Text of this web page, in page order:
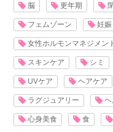
脳 更年期
フェムゾーン 妊
女性ホルモンマネジメン
スキンケア シミ
UVケア ヘアケア
ラグジュアリー
心身美食 食